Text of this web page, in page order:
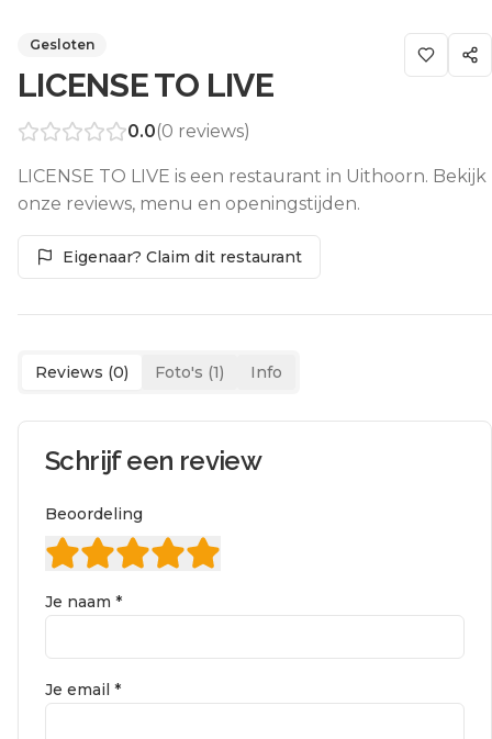
Gesloten
LICENSE TO LIVE
0.0(0 reviews)
LICENSE TO LIVE is een restaurant in Uithoorn. Bekijk
onze reviews, menu en openingstijden.
Eigenaar? Claim dit restaurant
Reviews (0) Foto's (1) Info
Schrijf een review
Beoordeling
Je naam *
Je email *